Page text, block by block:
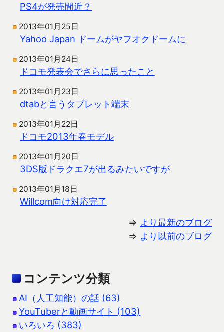
PS4が発売間近？
2013年01月25日
Yahoo Japan ドームがヤフオクドームに
2013年01月24日
ドコモ発表会でさらに思ったこと
2013年01月23日
dtabと言うタブレット端末
2013年01月22日
ドコモ2013年春モデル
2013年01月20日
3DS版ドラクエ7が出るみたいですが
2013年01月18日
Willcom向け対応完了
⇒ より最新のブログ
⇒ より以前のブログ
コンテンツ分類
AI（人工知能）の話 (63)
YouTuberと動画サイト (103)
いろいろ (383)